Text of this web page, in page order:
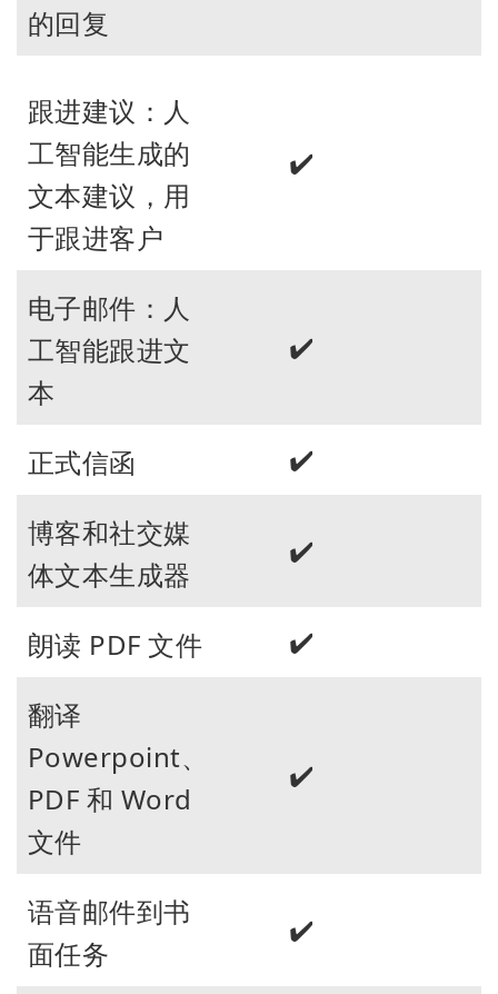
的回复
跟进建议：人
工智能生成的
文本建议，用
于跟进客户
✔️
电子邮件：人
工智能跟进文
本
✔️
正式信函
✔️
博客和社交媒
体文本生成器
✔️
朗读 PDF 文件
✔️
翻译
Powerpoint、
PDF 和 Word
文件
✔️
语音邮件到书
面任务
✔️